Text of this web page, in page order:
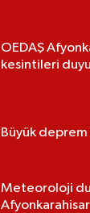
OEDAŞ
kesintileri
Büyük
Meteoroloji